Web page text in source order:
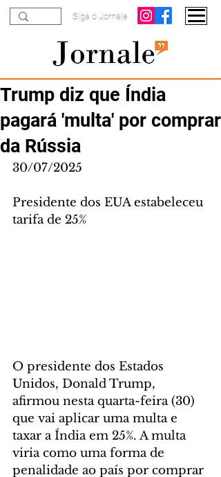
Siga o Jornale
Trump diz que Índia
pagará 'multa' por comprar
da Rússia
30/07/2025
Presidente dos EUA estabeleceu
tarifa de 25%
O presidente dos Estados
Unidos, Donald Trump,
afirmou nesta quarta-feira (30)
que vai aplicar uma multa e
taxar a Índia em 25%. A multa
viria como uma forma de
penalidade ao país por comprar